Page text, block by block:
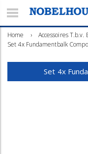
Home › Accessoires
Set 4x Fundamentbalk
Set 4x